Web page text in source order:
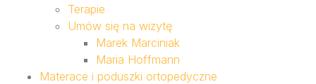
Terapie
Umów się na wizytę
Marek Marciniak
Maria Hoffmann
Materace i poduszki ortopedyczne